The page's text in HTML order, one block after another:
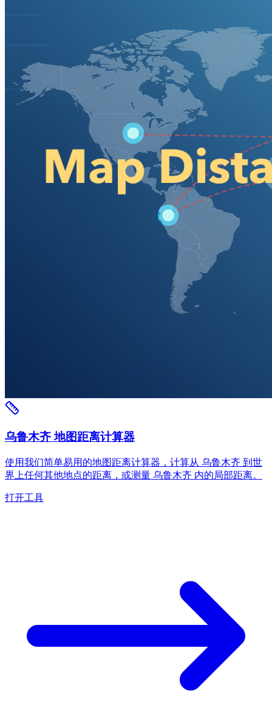
乌鲁木齐 地图距离计算器
使用我们简单易用的地图距离计算器，计算从 乌鲁木齐 到世
界上任何其他地点的距离，或测量 乌鲁木齐 内的局部距离。
打开工具